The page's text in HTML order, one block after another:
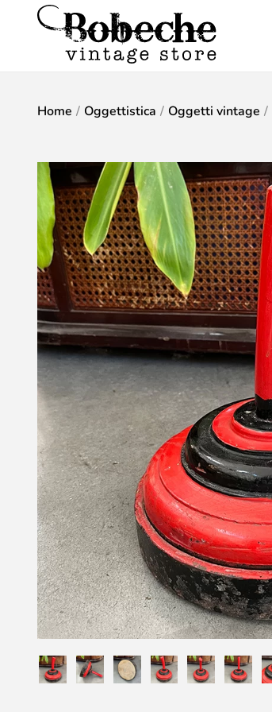
Home / Oggettistica / Oggetti vintage /